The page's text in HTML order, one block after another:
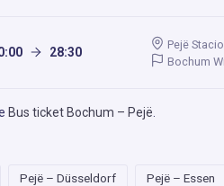
28:30
Pejë
Bochum
Bus ticket Bochum – Pejë
Pejë – Düsseldorf Pejë – Essen